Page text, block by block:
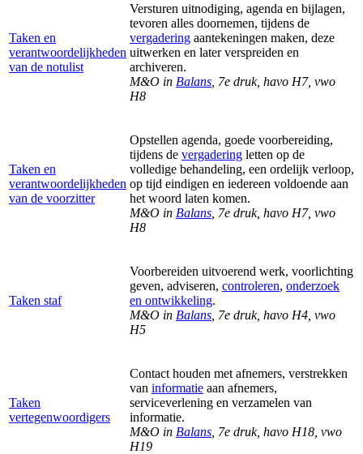
Taken en
verantwoordelijkheden
van de notulist
Versturen uitnodiging, agenda en bijlagen,
tevoren alles doornemen, tijdens de
vergadering aantekeningen maken, deze
uitwerken en later verspreiden en
archiveren.
M&O in Balans , 7e druk, havo H7, vwo
H8
Taken en
verantwoordelijkheden
van de voorzitter
Opstellen agenda, goede voorbereiding,
tijdens de vergadering letten op de
volledige behandeling, een ordelijk verloop,
op tijd eindigen en iedereen voldoende aan
het woord laten komen.
M&O in Balans , 7e druk, havo H7, vwo
H8
Taken staf
Voorbereiden uitvoerend werk, voorlichting
geven, adviseren, controleren, onderzoek
en ontwikkeling.
M&O in Balans , 7e druk, havo H4, vwo
H5
Taken
vertegenwoordigers
Contact houden met afnemers, verstrekken
van informatie aan afnemers,
serviceverlening en verzamelen van
informatie.
M&O in Balans , 7e druk, havo H18, vwo
H19